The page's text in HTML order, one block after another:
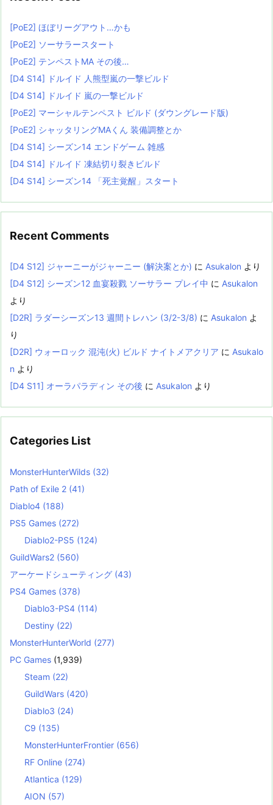
[PoE2] ほぼリーグアウト…かも
[PoE2] ソーサラースタート
[PoE2] テンペストMA その後…
[D4 S14] ドルイド 人熊型嵐の一撃ビルド
[D4 S14] ドルイド 嵐の一撃ビルド
[PoE2] マーシャルテンペスト ビルド (ダウングレード版)
[PoE2] シャッタリングMAくん 装備調整とか
[D4 S14] シーズン14 エンドゲーム 雑感
[D4 S14] ドルイド 凍結切り裂きビルド
[D4 S14] シーズン14 「死主覚醒」スタート
Recent Comments
[D4 S12] ジャーニーがジャーニー (解決案とか) に Asukalon より
[D4 S12] シーズン12 血宴殺戮 ソーサラー プレイ中 に Asukalon
より
[D2R] ラダーシーズン13 週間トレハン (3/2-3/8) に Asukalon よ
り
[D2R] ウォーロック 混沌(火) ビルド ナイトメアクリア に Asukalo
n より
[D4 S11] オーラパラディン その後 に Asukalon より
Categories List
MonsterHunterWilds (32)
Path of Exile 2 (41)
Diablo4 (188)
PS5 Games (272)
Diablo2-PS5 (124)
GuildWars2 (560)
アーケードシューティング (43)
PS4 Games (378)
Diablo3-PS4 (114)
Destiny (22)
MonsterHunterWorld (277)
PC Games (1,939)
Steam (22)
GuildWars (420)
Diablo3 (24)
C9 (135)
MonsterHunterFrontier (656)
RF Online (274)
Atlantica (129)
AION (57)